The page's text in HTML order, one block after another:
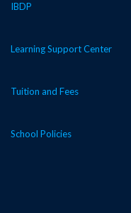
IBDP
Learning Support Center
Tuition and Fees
School Policies